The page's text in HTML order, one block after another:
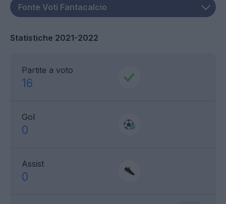
Statistiche 2021-2022
Partite a voto
16
Gol
0
Assist
0